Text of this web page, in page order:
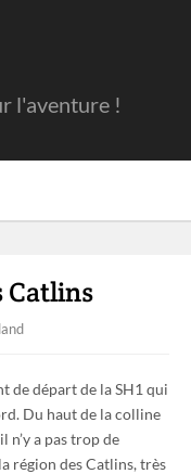
l'aventure !
Catlins
de départ de la SH1 qui
Du haut de la colline
n’y a pas trop de
région des Catlins, très